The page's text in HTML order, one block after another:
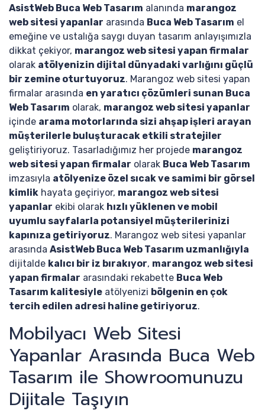
AsistWeb Buca Web Tasarım alanında marangoz
web sitesi yapanlar arasında Buca Web Tasarım el
emeğine ve ustalığa saygı duyan tasarım anlayışımızla
dikkat çekiyor, marangoz web sitesi yapan firmalar
olarak atölyenizin dijital dünyadaki varlığını güçlü
bir zemine oturtuyoruz. Marangoz web sitesi yapan
firmalar arasında en yaratıcı çözümleri sunan Buca
Web Tasarım olarak, marangoz web sitesi yapanlar
içinde arama motorlarında sizi ahşap işleri arayan
müşterilerle buluşturacak etkili stratejiler
geliştiriyoruz. Tasarladığımız her projede marangoz
web sitesi yapan firmalar olarak Buca Web Tasarım
imzasıyla atölyenize özel sıcak ve samimi bir görsel
kimlik hayata geçiriyor, marangoz web sitesi
yapanlar ekibi olarak hızlı yüklenen ve mobil
uyumlu sayfalarla potansiyel müşterilerinizi
kapınıza getiriyoruz. Marangoz web sitesi yapanlar
arasında AsistWeb Buca Web Tasarım uzmanlığıyla
dijitalde kalıcı bir iz bırakıyor, marangoz web sitesi
yapan firmalar arasındaki rekabette Buca Web
Tasarım kalitesiyle atölyenizi bölgenin en çok
tercih edilen adresi haline getiriyoruz.
Mobilyacı Web Sitesi
Yapanlar Arasında Buca Web
Tasarım ile Showroomunuzu
Dijitale Taşıyın